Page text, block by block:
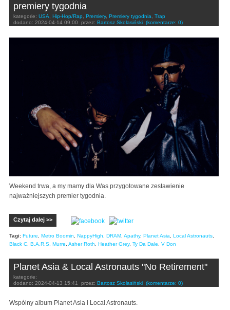
premiery tygodnia
kategorie: USA, Hip-Hop/Rap, Premiery, Premiery tygodnia, Trap
dodano: 2024-04-14 09:00 przez: Bartosz Skolasiński (komentarze: 0)
Weekend trwa, a my mamy dla Was przygotowane zestawienie
najważniejszych premier tygodnia.
Czytaj dalej >>
Tagi: Future Metro Boomin NappyHigh DRAM Apathy, Planet Asia Local Astronauts
Black C B.A.R.S. Murre Asher Roth Heather Grey, Ty Da Dale V Don
Planet Asia & Local Astronauts "No Retirement"
kategorie:
dodano: 2024-04-13 15:41 przez: Bartosz Skolasiński (komentarze: 0)
Wspólny album Planet Asia i Local Astronauts.